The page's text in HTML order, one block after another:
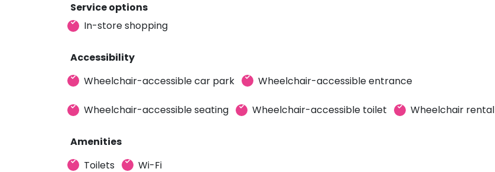
Service options
In-store shopping
Accessibility
Wheelchair-accessible car park
Wheelchair-accessible entrance
Wheelchair-accessible seating Wheelchair-accessible toilet Wheelchair rental
Amenities
Toilets
Wi-Fi